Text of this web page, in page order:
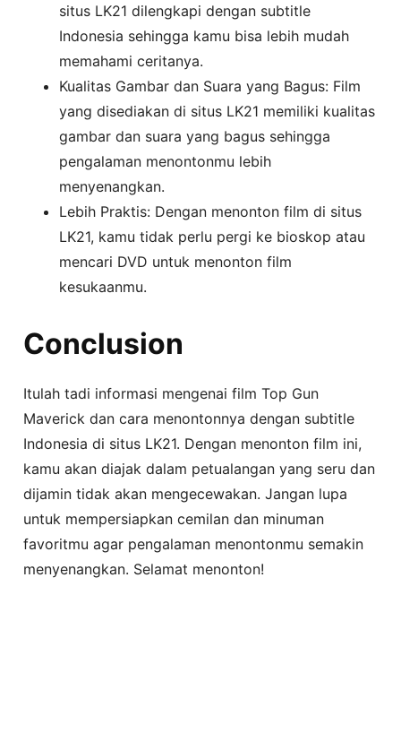
situs LK21 dilengkapi dengan subtitle
Indonesia sehingga kamu bisa lebih mudah
memahami ceritanya.
Kualitas Gambar dan Suara yang Bagus: Film
yang disediakan di situs LK21 memiliki kualitas
gambar dan suara yang bagus sehingga
pengalaman menontonmu lebih
menyenangkan.
Lebih Praktis: Dengan menonton film di situs
LK21, kamu tidak perlu pergi ke bioskop atau
mencari DVD untuk menonton film
kesukaanmu.
Conclusion
Itulah tadi informasi mengenai film Top Gun
Maverick dan cara menontonnya dengan subtitle
Indonesia di situs LK21. Dengan menonton film ini,
kamu akan diajak dalam petualangan yang seru dan
dijamin tidak akan mengecewakan. Jangan lupa
untuk mempersiapkan cemilan dan minuman
favoritmu agar pengalaman menontonmu semakin
menyenangkan. Selamat menonton!